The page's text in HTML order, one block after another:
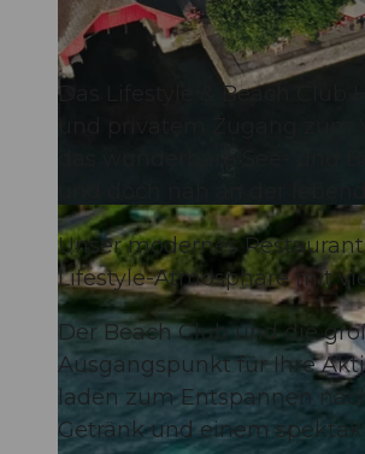
© swisshotel
Das Lifestyle & Beach Club
und privatem Zugang
das wunderbare See- und
und doch nah an der
Unser modernes
Lifestyle-Atmosphäre mit
Der Beach Club und die
Ausgangspunkt für Ihre
laden zum Entspannen
Getränk und einem